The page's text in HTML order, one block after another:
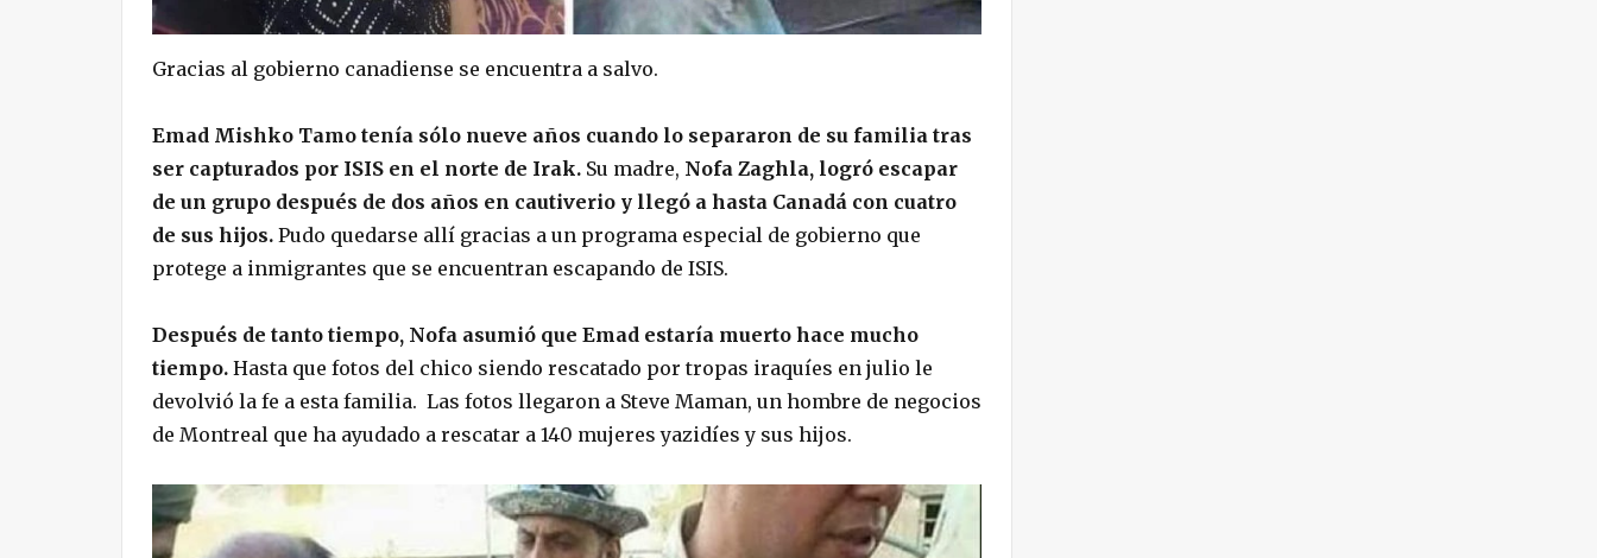
Gracias al gobierno canadiense se encuentra a salvo.
Emad Mishko Tamo tenía sólo nueve años cuando lo separaron de su familia tras
ser capturados por ISIS en el norte de Irak. Su madre, Nofa Zaghla, logró escapar
de un grupo después de dos años en cautiverio y llegó a hasta Canadá con cuatro
de sus hijos. Pudo quedarse allí gracias a un programa especial de gobierno que
protege a inmigrantes que se encuentran escapando de ISIS.
Después de tanto tiempo, Nofa asumió que Emad estaría muerto hace mucho
tiempo. Hasta que fotos del chico siendo rescatado por tropas iraquíes en julio le
devolvió la fe a esta familia. Las fotos llegaron a Steve Maman, un hombre de negocios
de Montreal que ha ayudado a rescatar a 140 mujeres yazidíes y sus hijos.